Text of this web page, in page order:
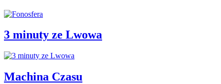
3 minuty ze Lwowa
Machina Czasu